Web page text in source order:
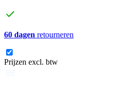
60 dagen retourneren
Prijzen excl. btw